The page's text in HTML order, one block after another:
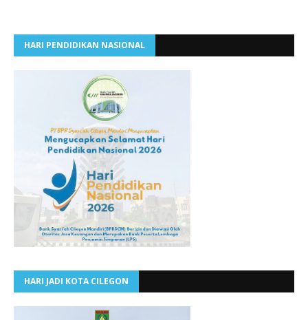
HARI PENDIDIKAN NASIONAL
HARI JADI KOTA CILEGON